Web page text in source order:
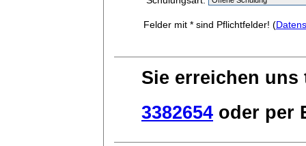
Felder mit * sind Pflichtfelder! (
Sie erreichen
3382654 oder per